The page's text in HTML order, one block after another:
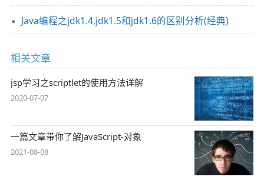
Java编程之jdk1.4,jdk1.5和jdk1.6的区别分析(经典)
相关文章
jsp学习之scriptlet的使用方法详解
2020-07-07
一篇文章带你了解JavaScript-对象
2021-08-08